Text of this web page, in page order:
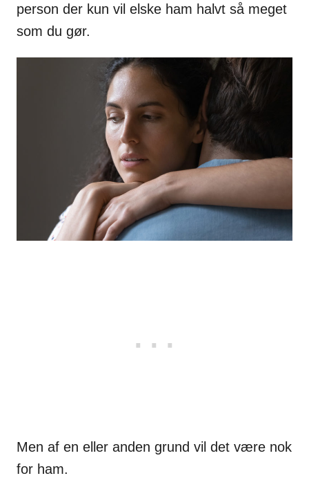
person der kun vil elske ham halvt så meget
som du gør.
Men af en eller anden grund vil det være nok
for ham.